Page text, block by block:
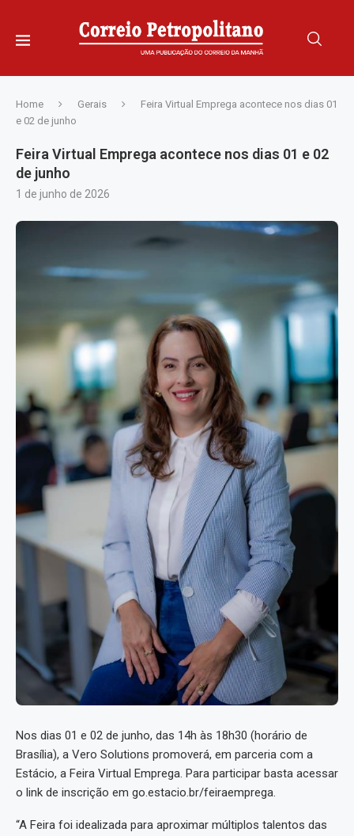
Home Gerais
Feira Virtual Emprega acontece nos dias 01
e 02 de junho
Feira Virtual Emprega acontece nos dias 01 e 02
de junho
1 de junho de 2026
Nos dias 01 e 02 de junho, das 14h às 18h30 (horário de
Brasília), a Vero Solutions promoverá, em parceria com a
Estácio, a Feira Virtual Emprega. Para participar basta acessar
o link de inscrição em go.estacio.br/feiraemprega.
“A Feira foi idealizada para aproximar múltiplos talentos das